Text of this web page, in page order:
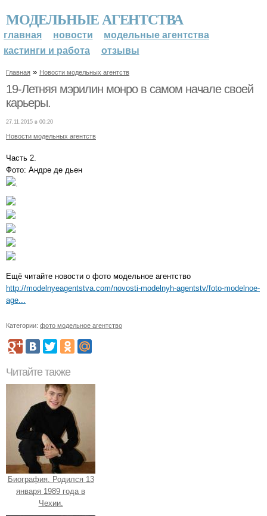
МОДЕЛЬНЫЕ АГЕНТСТВА
главная новости
модельные агентства
кастинги и работа
отзывы
Главная » Новости модельных агентств
19-Летняя мэрилин монро в самом начале своей
карьеры.
27.11.2015 в 00:20
Новости модельных агентств
Часть 2.
Фото: Андре де дьен
Ещё читайте новости о фото модельное агентство
http://modelnyeagentstva.com/novosti-modelnyh-agentstv/foto-modelnoe-
age...
Категории: фото модельное агентство
Читайте также
Биография. Родился 13
января 1989 года в
Чехии.